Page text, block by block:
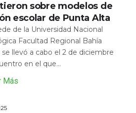
sobre modelos de
escolar de Punta Alta
de la Universidad Nacional
Facultad Regional Bahía
se llevó a cabo el 2 de diciembre
en el que...
Más